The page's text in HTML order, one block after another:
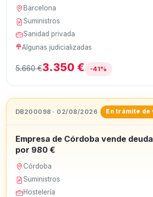
Barcelona
Suministros
Sanidad privada
Algunas judicializadas
5.660 €3.350 € -41%
DB200098 · 02/08/2026 En trámite de
Empresa de Córdoba vende
por 980 €
Córdoba
Suministros
Hostelería